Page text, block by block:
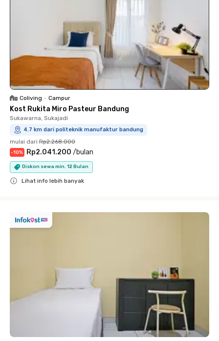
Coliving • Campur
Kost Rukita Miro Pasteur Bandung
Sukawarna, Sukajadi
4.7 km dari politeknik manufaktur bandung
mulai dari Rp2.268.000
-10% Rp2.041.200 /bulan
Diskon sewa min. 12 Bulan
Lihat info lebih banyak